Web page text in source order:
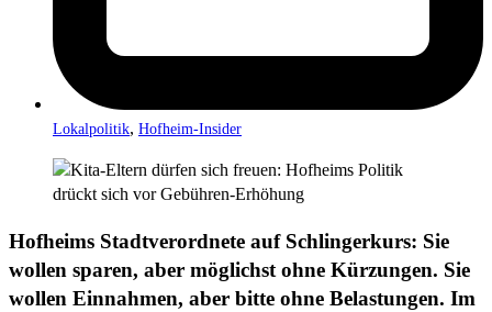
Lokalpolitik, Hofheim-Insider
Hofheims Stadtverordnete auf Schlingerkurs: Sie
wollen sparen, aber möglichst ohne Kürzungen. Sie
wollen Einnahmen, aber bitte ohne Belastungen. Im